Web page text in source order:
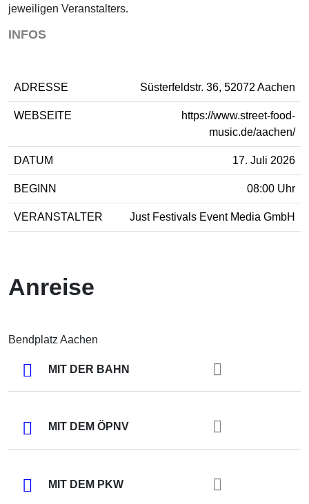
jeweiligen Veranstalters.
INFOS
ADRESSE Süsterfeldstr. 36, 52072 Aachen
WEBSEITE
https://www.street-food-
music.de/aachen/
DATUM 17. Juli 2026
BEGINN 08:00 Uhr
VERANSTALTER Just Festivals Event Media GmbH
Anreise
Bendplatz Aachen
MIT DER BAHN
MIT DEM ÖPNV
MIT DEM PKW